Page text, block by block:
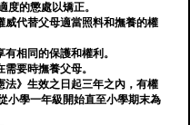
度的懲處以矯正。
威代替父母適當照料和撫養的權
相同的保護和權利。
要時撫養父母。
法》生效之日起三年之內，有權
小學一年級開始直至小學期末為